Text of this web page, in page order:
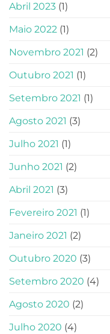
Abril 2023 (1)
Maio 2022 (1)
Novembro 2021 (2)
Outubro 2021 (1)
Setembro 2021 (1)
Agosto 2021 (3)
Julho 2021 (1)
Junho 2021 (2)
Abril 2021 (3)
Fevereiro 2021 (1)
Janeiro 2021 (2)
Outubro 2020 (3)
Setembro 2020 (4)
Agosto 2020 (2)
Julho 2020 (4)